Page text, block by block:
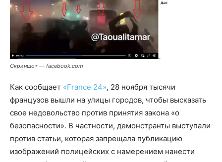
Скриншот — facebook.com
Как сообщает «France 24», 28 ноября тысячи
французов вышли на улицы городов, чтобы высказать
свое недовольство против принятия закона «о
безопасности». В частности, демонстранты выступали
против статьи, которая запрещала публикацию
изображений полицейских с намерением нанести